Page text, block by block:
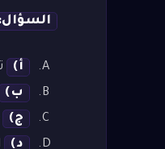
السؤال:
أ)
ب)
ج)
د)